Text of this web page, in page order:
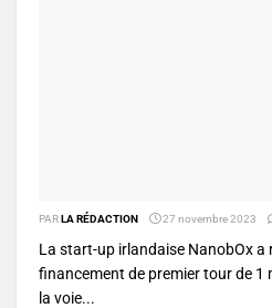
PARLA RÉDACTION 27 novembre 2023
La start-up irlandaise NanobOx a
financement de premier tour de 1
la voie...